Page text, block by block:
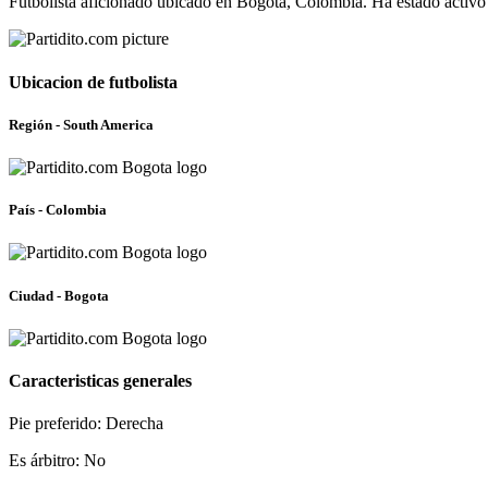
Ubicacion de futbolista
Región - South America
País - Colombia
Ciudad - Bogota
Caracteristicas generales
Pie preferido: Derecha
Es árbitro: No